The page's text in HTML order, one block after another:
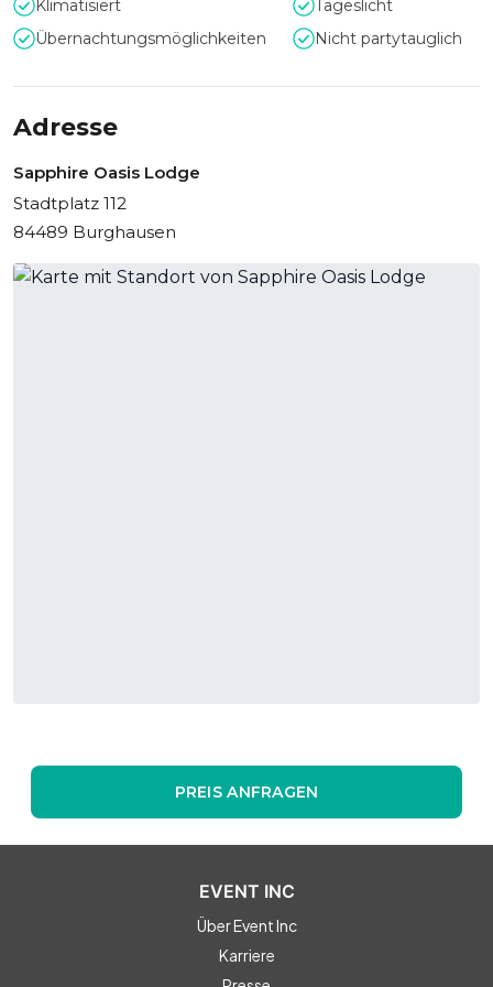
erholsamen Spaziergängen oder Bootstouren einlädt. Für
diejenigen, die sich nach Ruhe und Erholung sehnen, bietet
die beruhigenden Geräusche der Natur eine perfekte
Kulisse, um abzuschalten und neue Energie zu tanken.
Klimatisiert
Tageslicht
Übernachtungsmöglichkeiten
Nicht partytauglich
Adresse
Sapphire Oasis Lodge
Stadtplatz 112
84489 Burghausen
PREIS ANFRAGEN
EVENT INC
Über Event Inc
Karriere